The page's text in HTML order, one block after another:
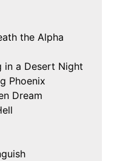
the Alpha
in a Desert Night
Phoenix
Dream